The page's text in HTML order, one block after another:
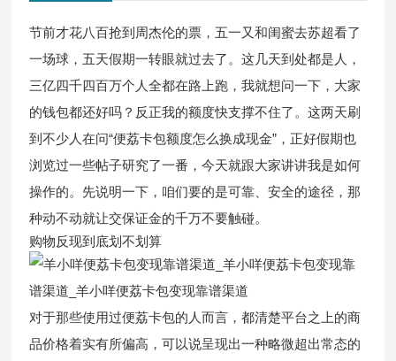
节前才花八百抢到周杰伦的票，五一又和闺蜜去苏超看了
一场球，五天假期一转眼就过去了。这几天到处都是人，
三亿四千四百万个人全都在路上跑，我就想问一下，大家
的钱包都还好吗？反正我的额度快支撑不住了。这两天刷
到不少人在问“便荔卡包额度怎么换成现金”，正好假期也
浏览过一些帖子研究了一番，今天就跟大家讲讲我是如何
操作的。先说明一下，咱们要的是可靠、安全的途径，那
种动不动就让交保证金的千万不要触碰。
购物反现到底划不划算
对于那些使用过便荔卡包的人而言，都清楚平台之上的商
品价格着实有所偏高，可以说呈现出一种略微超出常态的